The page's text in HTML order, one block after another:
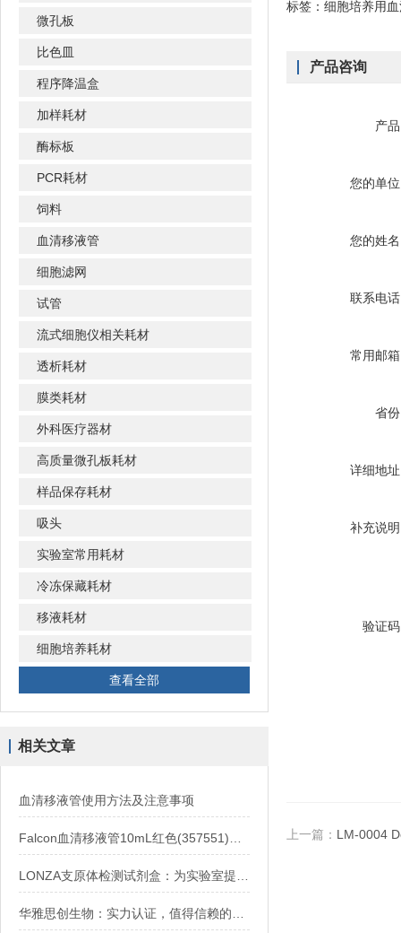
微孔板
比色皿
程序降温盒
加样耗材
酶标板
PCR耗材
饲料
血清移液管
细胞滤网
试管
流式细胞仪相关耗材
透析耗材
膜类耗材
外科医疗器材
高质量微孔板耗材
样品保存耗材
吸头
实验室常用耗材
冷冻保藏耗材
移液耗材
细胞培养耗材
查看全部
相关文章
血清移液管使用方法及注意事项
标签：细胞培养用
产品咨询
产
您的单
您的姓
联系电
常用邮
省
详细地
补充说
验证
上一篇： LM-0004